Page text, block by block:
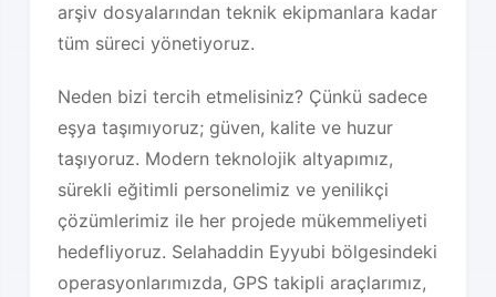
arşiv dosyalarından teknik ekipmanlara kadar
tüm süreci yönetiyoruz.
Neden bizi tercih etmelisiniz? Çünkü sadece
eşya taşımıyoruz; güven, kalite ve huzur
taşıyoruz. Modern teknolojik altyapımız,
sürekli eğitimli personelimiz ve yenilikçi
çözümlerimiz ile her projede mükemmeliyeti
hedefliyoruz. Selahaddin Eyyubi bölgesindeki
operasyonlarımızda, GPS takipli araçlarımız,